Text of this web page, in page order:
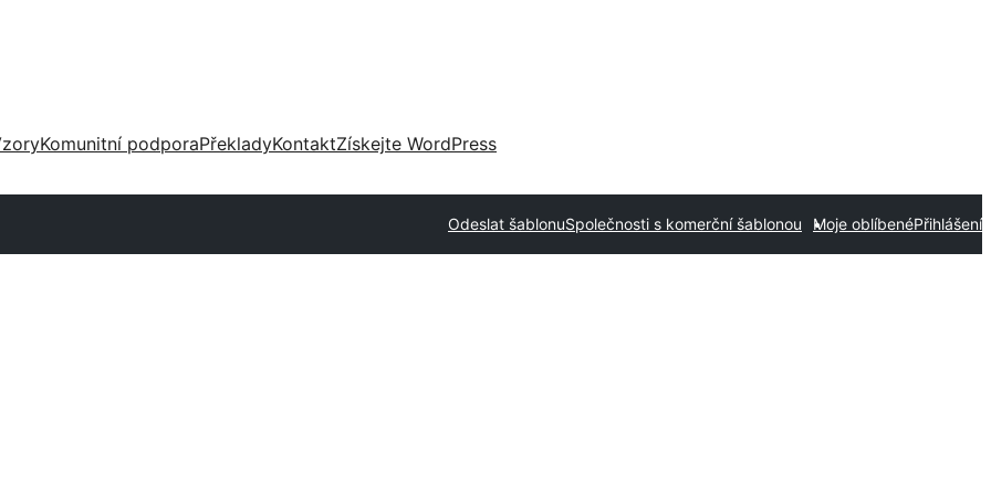
Komunitní podporaPřekladyKontaktZískejte WordPress
Odeslat šablonuSpolečnosti s komerční šablonou Moje oblíbenéPřihlášení